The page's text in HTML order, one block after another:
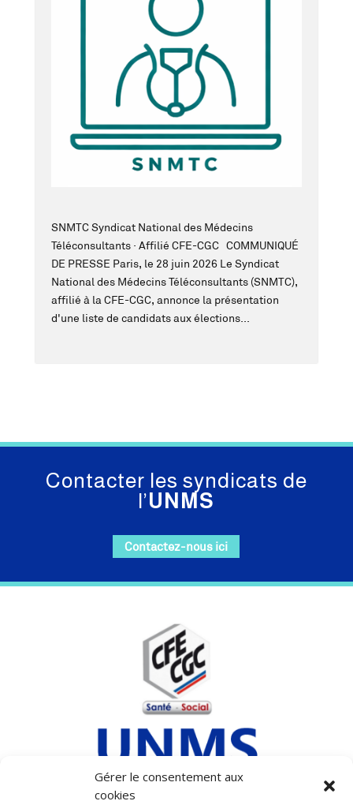
Gérer le consentement aux
cookies
SNMTC Syndicat National des Médecins
Téléconsultants · Affilié CFE-CGC COMMUNIQUÉ
DE PRESSE Paris, le 28 juin 2026 Le Syndicat
National des Médecins Téléconsultants (SNMTC),
affilié à la CFE-CGC, annonce la présentation
d'une liste de candidats aux élections...
Contacter les syndicats de
l’UNMS
Contactez-nous ici